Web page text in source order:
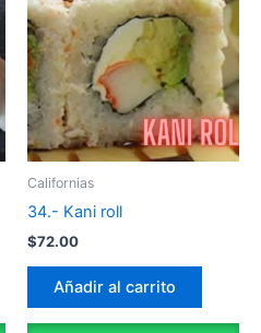
Californias
34.- Kani roll
$72.00
Añadir al carrito